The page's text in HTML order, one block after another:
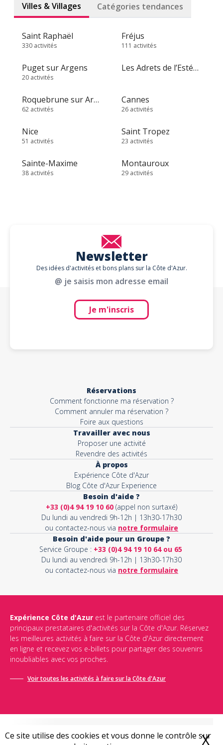
Ce site utilise des cookies et vous donne le contrôle sur
X
Villes & Villages Catégories tendances
Saint Raphaël
330 activités
Fréjus
111 activités
Puget sur Argens
20 activités
Les Adrets de l’Estérel
Roquebrune sur Argens
62 activités
Cannes
26 activités
Nice
51 activités
Saint Tropez
23 activités
Sainte-Maxime
38 activités
Montauroux
29 activités
Newsletter
Des idées d'activités et bons plans sur la Côte d'Azur.
@ je saisis mon adresse email
Je m'inscris
Réservations
Comment fonctionne ma réservation ?
Comment annuler ma réservation ?
Foire aux questions
Travailler avec nous
Proposer une activité
Revendre des activités
À propos
Expérience Côte d'Azur
Blog Côte d'Azur Experience
Besoin d'aide ?
+33 (0)4 94 19 10 60 (appel non surtaxé)
Du lundi au vendredi 9h-12h | 13h30-17h30
ou contactez-nous via notre formulaire
Besoin d'aide pour un Groupe ?
Service Groupe : +33 (0)4 94 19 10 64 ou 65
Du lundi au vendredi 9h-12h | 13h30-17h30
ou contactez-nous via notre formulaire
Expérience Côte d'Azur est le partenaire officiel des
principaux prestataires d'activités sur la Côte d'Azur. Réservez
les meilleures activités à faire sur la Côte d'Azur directement
en ligne et recevez vos e-billets pour partager des souvenirs
inoubliables avec vos proches.
Voir toutes les activités à faire sur la Côte d'Azur